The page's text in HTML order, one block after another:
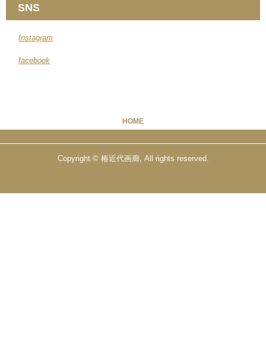
SNS
Instagram
facebook
HOME
Copyright © 椿近代画廊, All rights reserved.